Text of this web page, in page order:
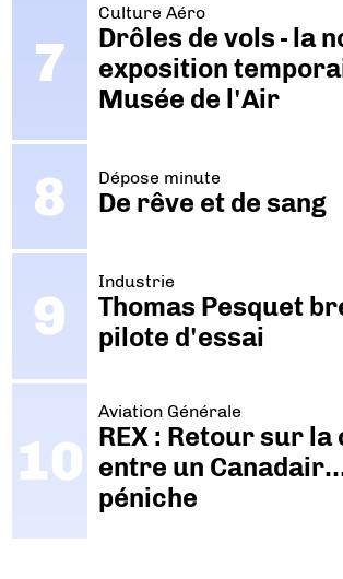
Culture Aéro
Drôles de vols - la
exposition
Musée de l'Air
Dépose minute
De rêve et de sang
Industrie
Thomas Pesquet
pilote d'essai
Aviation Générale
REX : Retour sur
entre un
péniche